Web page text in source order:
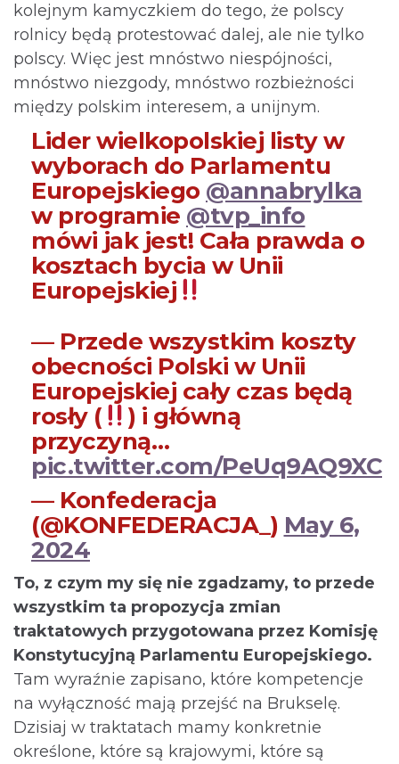
kolejnym kamyczkiem do tego, że polscy
rolnicy będą protestować dalej, ale nie tylko
polscy. Więc jest mnóstwo niespójności,
mnóstwo niezgody, mnóstwo rozbieżności
między polskim interesem, a unijnym.
Lider wielkopolskiej listy w
wyborach do Parlamentu
Europejskiego @annabrylka
w programie @tvp_info
mówi jak jest! Cała prawda o
kosztach bycia w Unii
Europejskiej
— Przede wszystkim koszty
obecności Polski w Unii
Europejskiej cały czas będą
rosły (
) i główną
przyczyną…
pic.twitter.com/PeUq9AQ9XC
— Konfederacja
(@KONFEDERACJA_) May 6,
2024
To, z czym my się nie zgadzamy, to przede
wszystkim ta propozycja zmian
traktatowych przygotowana przez Komisję
Konstytucyjną Parlamentu Europejskiego.
Tam wyraźnie zapisano, które kompetencje
na wyłączność mają przejść na Brukselę.
Dzisiaj w traktatach mamy konkretnie
określone, które są krajowymi, które są